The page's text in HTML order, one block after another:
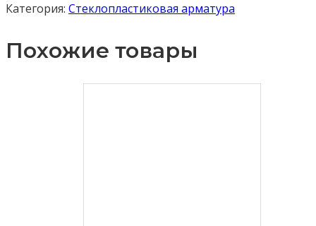
Категория: Стеклопластиковая арматура
Похожие товары